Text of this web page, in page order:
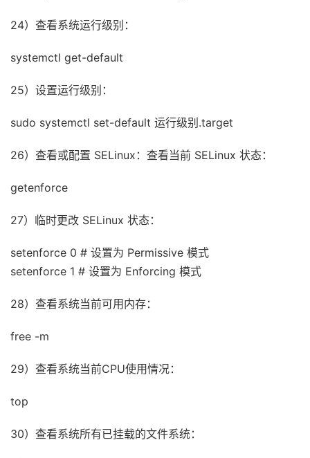
24）查看系统运行级别：
systemctl get-default
25）设置运行级别：
sudo systemctl set-default 运行级别.target
26）查看或配置 SELinux：查看当前 SELinux 状态：
getenforce
27）临时更改 SELinux 状态：
setenforce 0 # 设置为 Permissive 模式
setenforce 1 # 设置为 Enforcing 模式
28）查看系统当前可用内存：
free -m
29）查看系统当前CPU使用情况：
top
30）查看系统所有已挂载的文件系统：